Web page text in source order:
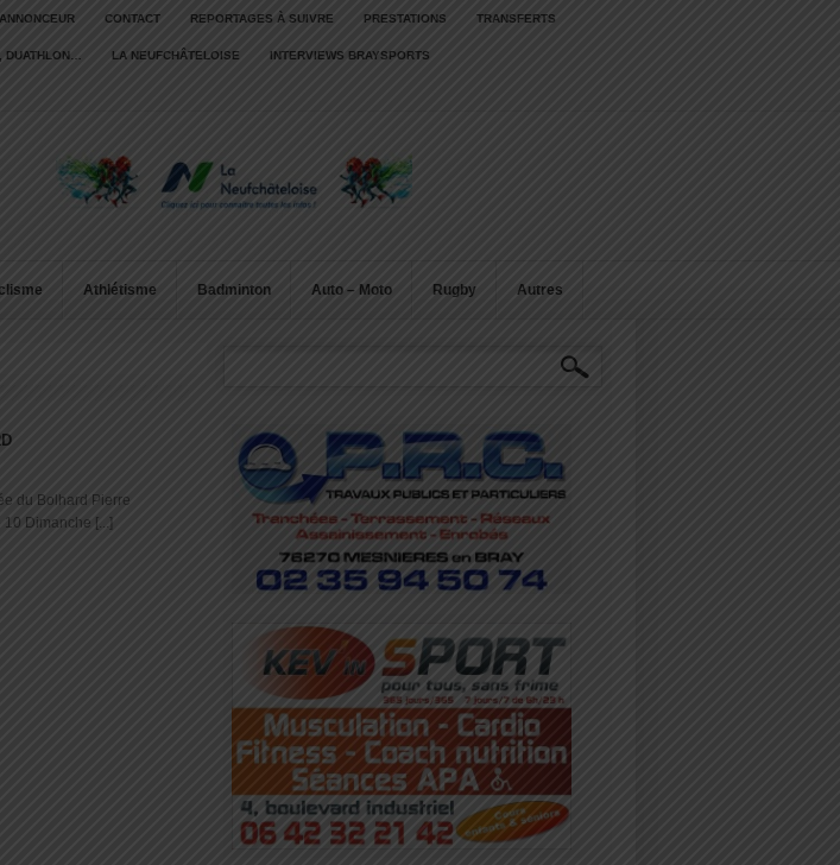
CONTACT REPORTAGES À SUIVRE PRESTATIONS TRANSFERTS
LA NEUFCHÂTELOISE INTERVIEWS BRAYSPORTS
Athlétisme Badminton Auto – Moto Rugby Autres
du Bolhard Pierre
10 Dimanche [...]